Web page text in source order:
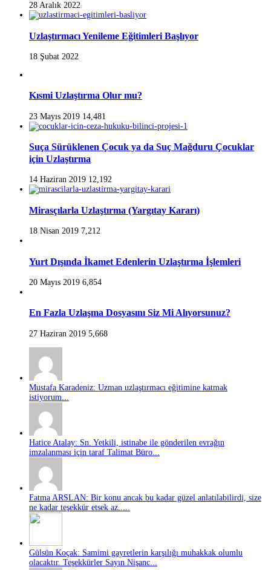
28 Aralık 2022
Uzlaştırmacı Yenileme Eğitimleri Başlıyor
18 Şubat 2022
Kısmi Uzlaştırma Olur mu?
23 Mayıs 2019 14,481
Suça Sürüklenen Çocuk ya da Suç Mağduru Çocuklar
için Uzlaştırma
14 Haziran 2019 12,192
Mirasçılarla Uzlaştırma (Yargıtay Kararı)
18 Nisan 2019 7,212
Yurt Dışında İkamet Edenlerin Uzlaştırma İşlemleri
20 Mayıs 2019 6,854
En Fazla Uzlaşma Dosyasını Siz Mi Alıyorsunuz?
27 Haziran 2019 5,668
Mustafa Karadeniz: Uzman uzlaştırmacı eğitimine katmak
istiyorum...
Hatice Atalay: Sn. Yetkili, istinabe ile gönderilen evrağın
imzalanması için taraf Talimat Büro...
Fatma ARSLAN: Bir konu ancak bu kadar güzel anlatılabilirdi, size
ne kadar teşekkür etsek az.....
Gülsün Koçak: Samimi gayretlerin karşılığı muhakkak olumlu
olacaktır. Teşekkürler Sayın Nişanc...